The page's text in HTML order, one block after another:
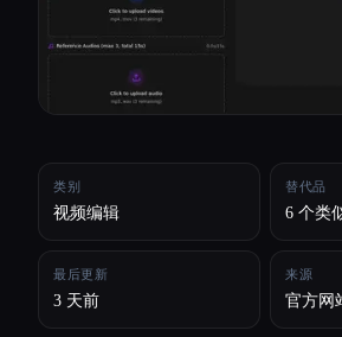
类别
视频编辑
替代品
6 个类
最后更新
3 天前
来源
官方网